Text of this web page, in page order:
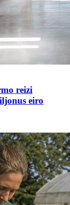
reizi
eiro